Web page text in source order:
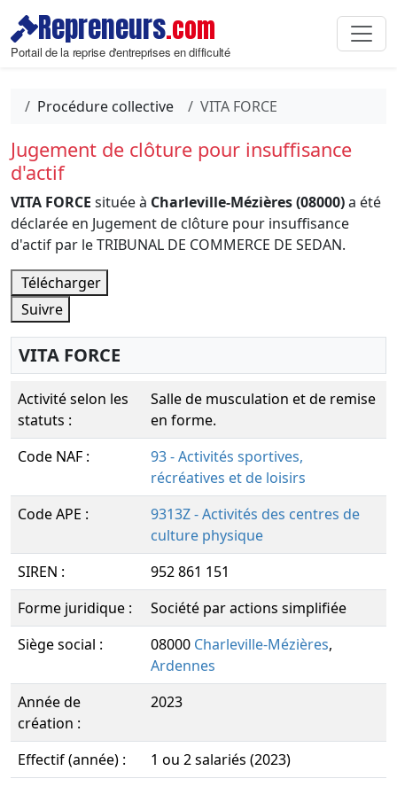
Repreneurs.com
Portail de la reprise d'entreprises en difficulté
Procédure collective VITA FORCE
Jugement de clôture pour insuffisance
d'actif
VITA FORCE située à Charleville-Mézières (08000)a été
déclarée en Jugement de clôture pour insuffisance
d'actif par le TRIBUNAL DE COMMERCE DE SEDAN.
Télécharger
Suivre
VITA FORCE
Activité selon les
statuts :
Salle de musculation et de remise
en forme.
Code NAF :
93 - Activités sportives,
récréatives et de loisirs
Code APE :
9313Z - Activités des centres de
culture physique
SIREN :
952 861 151
Forme juridique :
Société par actions simplifiée
Siège social :
08000 Charleville-Mézières,
Ardennes
Année de
création :
2023
Effectif (année) : 1 ou 2 salariés (2023)